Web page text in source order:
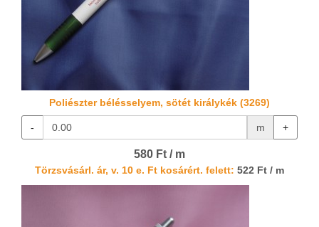
Poliészter bélésselyem, sötét királykék (3269)
- m +
580 Ft / m
Törzsvásárl. ár, v. 10 e. Ft kosárért. felett: 522 Ft / m